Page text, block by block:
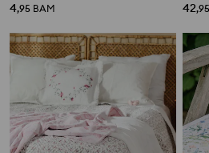
4,95 BAM 42,95